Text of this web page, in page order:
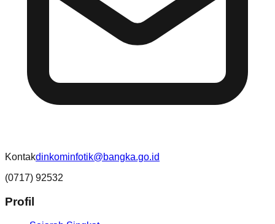
Kontakdinkominfotik@bangka.go.id
(0717) 92532
Profil